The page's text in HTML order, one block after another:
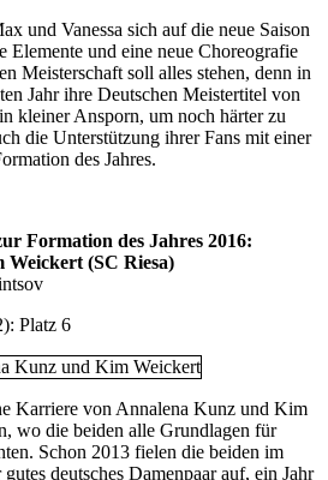
und Vanessa sich auf die neue Saison
Elemente und eine neue Choreografie
Meisterschaft soll alles stehen, denn in
Jahr ihre Deutschen Meistertitel von
kleiner Ansporn, um noch härter zu
die Unterstützung ihrer Fans mit einer
des Jahres.
Formation des Jahres 2016:
(SC Riesa)
Platz 6
Karriere von Annalena Kunz und Kim
wo die beiden alle Grundlagen für
Schon 2013 fielen die beiden im
deutsches Damenpaar auf, ein Jahr